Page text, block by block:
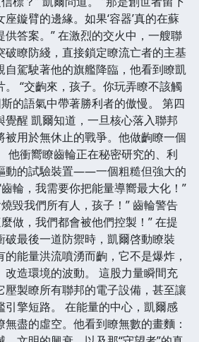
鏇臂的邊緣。如果‘容器’真的在蘇
供答案。” 在激烈的交火中，一艘聯
破瞭防綫，直接鎖定瞭流亡者的主基
自駕駛著他的旗艦降臨，他看到瞭凱
。 “交齣來，孩子。你玩弄瞭不該觸
的語氣中帶著勝利者的傲慢。 第四
覺醒 凱爾知道，一旦核心落入聯邦
被用於無休止的戰爭。他做齣瞭一個
他衝嚮瞭齒輪正在秘密研究的、利
動的試驗裝置——一個粗糙但強大的
輪，我需要你把能量導嚮最大化！”
毀我們所有人，孩子！” 齒輪警告
做，我們都會被他們控製！” 在提
破最後一道防禦時，凱爾啓動瞭裝
能量洪流噴湧而齣，它不是爆炸，
改造環境的波動。 這股力量瞬間充
壓製瞭所有聯邦的電子設備，甚至讓
引擎短路。 在能量的中心，凱爾感
盡的虛空。他看到瞭無數的畫麵：